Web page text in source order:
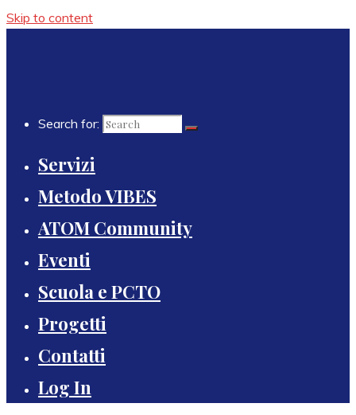
Skip to content
Search for:
Servizi
Metodo VIBES
ATOM Community
Eventi
Scuola e PCTO
Progetti
Contatti
Log In